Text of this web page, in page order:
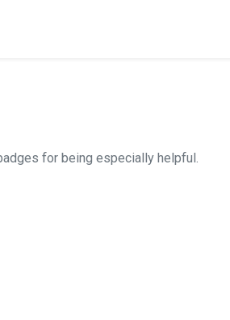
for being especially helpful.